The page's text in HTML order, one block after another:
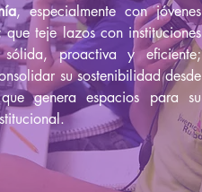
, especialmente con jóvenes
que teje lazos con instituciones
proactiva y eficiente;
su sostenibilidad desde
genera espacios para su